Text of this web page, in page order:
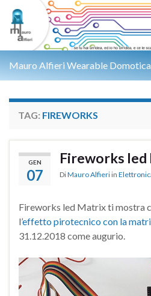
Mauro Alfieri Wearable
TAG: FIREWORKS
GEN
07
Fireworks
DiMauro Alfieri in
Fireworks led Matrix ti mostra
l’effetto pirotecnico con la
31.12.2018 come augurio.